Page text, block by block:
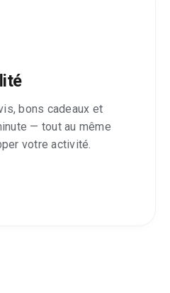
bons cadeaux et
— tout au même
votre activité.